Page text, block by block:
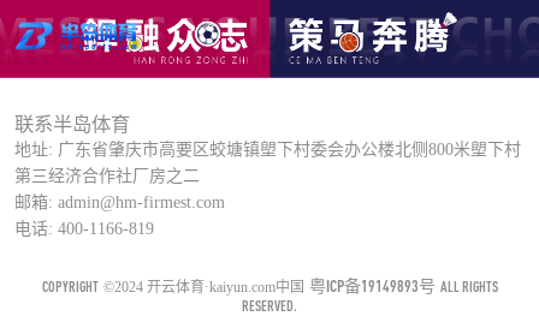
联系半岛体育
地址: 广东省肇庆市高要区蛟塘镇塱下村委会办公楼北侧800米塱下村
第三经济合作社厂房之二
邮箱: admin@hm-firmest.com
电话: 400-1166-819
COPYRIGHT ©2024 开云体育·kaiyun.com中国 粤ICP备19149893号 ALL RIGHTS
RESERVED.